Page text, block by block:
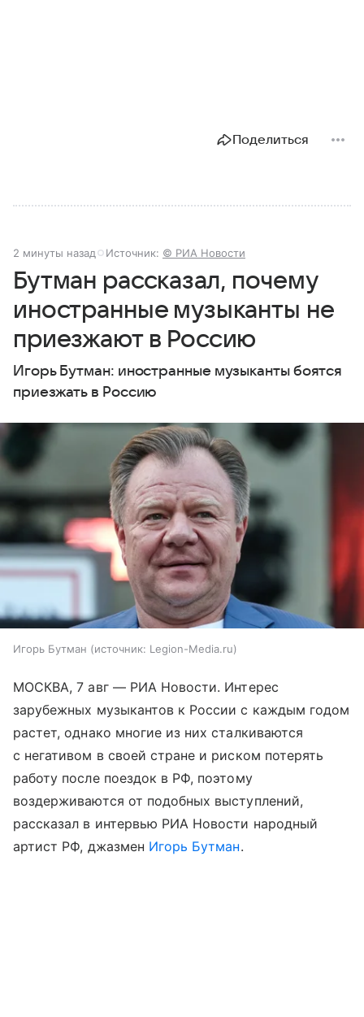
Поделиться
2 минуты назад Источник: © РИА Новости
Бутман рассказал, почему
иностранные музыканты не
приезжают в Россию
Игорь Бутман: иностранные музыканты боятся
приезжать в Россию
Игорь Бутман источник: Legion-Media.ru
МОСКВА, 7 авг — РИА Новости. Интерес
зарубежных музыкантов к России с каждым годом
растет, однако многие из них сталкиваются
с негативом в своей стране и риском потерять
работу после поездок в РФ, поэтому
воздерживаются от подобных выступлений,
рассказал в интервью РИА Новости народный
артист РФ, джазмен Игорь Бутман.